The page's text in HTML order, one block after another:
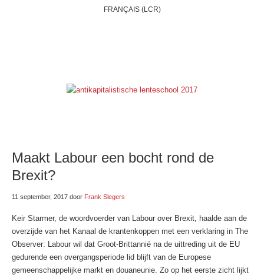
FRANÇAIS (LCR)
Maakt Labour een bocht rond de
Brexit?
11 september, 2017 door Frank Slegers
Keir Starmer, de woordvoerder van Labour over Brexit, haalde aan de
overzijde van het Kanaal de krantenkoppen met een verklaring in The
Observer: Labour wil dat Groot-Brittannië na de uittreding uit de EU
gedurende een overgangsperiode lid blijft van de Europese
gemeenschappelijke markt en douaneunie. Zo op het eerste zicht lijkt